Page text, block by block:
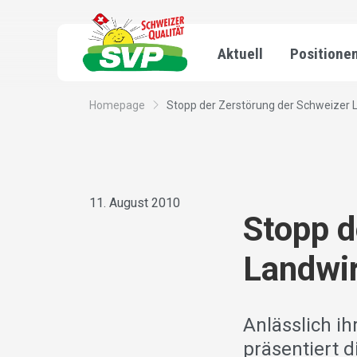
Aktuell
Homepage Stopp der Zerstörung der Schweizer
11. August 2010
Stopp
Anlässlich
präsentiert